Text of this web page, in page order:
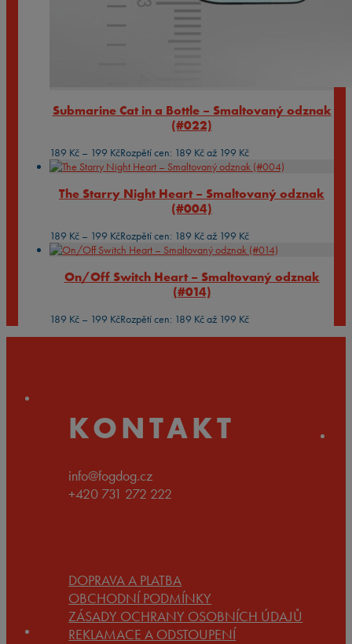
Submarine Cat in a Bottle – Smaltovaný odznak
(#022)
189 Kč – 199 KčRozpětí cen: 189 Kč až 199 Kč
The Starry Night Heart – Smaltovaný odznak
(#004)
189 Kč – 199 KčRozpětí cen: 189 Kč až 199 Kč
On/Off Switch Heart – Smaltovaný odznak
(#014)
189 Kč – 199 KčRozpětí cen: 189 Kč až 199 Kč
KONTAKT
info@fogdog.cz
+420 731 272 222
DOPRAVA A PLATBA
OBCHODNÍ PODMÍNKY
ZÁSADY OCHRANY OSOBNÍCH ÚDAJŮ
REKLAMACE A ODSTOUPENÍ